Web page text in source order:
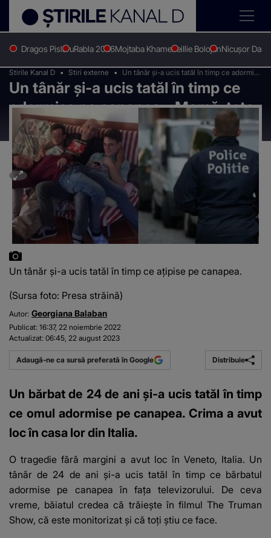
Dragos PislaruRabla 2026Mojtaba KhameneiIlie BolojanNicușor Dan
Stirile Kanal D Stiri externe
Un tânăr și-a ucis tatăl în timp ce adormise
pe canapea: „Mamă, tata e mort. Nu te
duce să-l vezi”
Un tânăr și-a ucis tatăl în timp ce
adormise pe canapea: „Mamă, tata
e mort. Nu te duce să-l vezi”
Un tânăr și-a ucis tatăl în timp ce ațipise pe canapea.
(Sursa foto: Presa străină)
Autor: Georgiana Balaban
Publicat: 16:37, 22 noiembrie 2022
Actualizat: 06:45, 22 august 2023
Adaugă-ne ca sursă preferată în Google Distribuie
Un bărbat de 24 de ani și-a ucis tatăl în timp
ce omul adormise pe canapea. Crima a avut
loc în casa lor din Italia.
O tragedie fără margini a avut loc în Veneto, Italia. Un
tânăr de 24 de ani și-a ucis tatăl în timp ce bărbatul
adormise pe canapea în fața televizorului. De ceva
vreme, băiatul credea că trăiește în filmul The Truman
Show, că este monitorizat și că toți știu ce face.